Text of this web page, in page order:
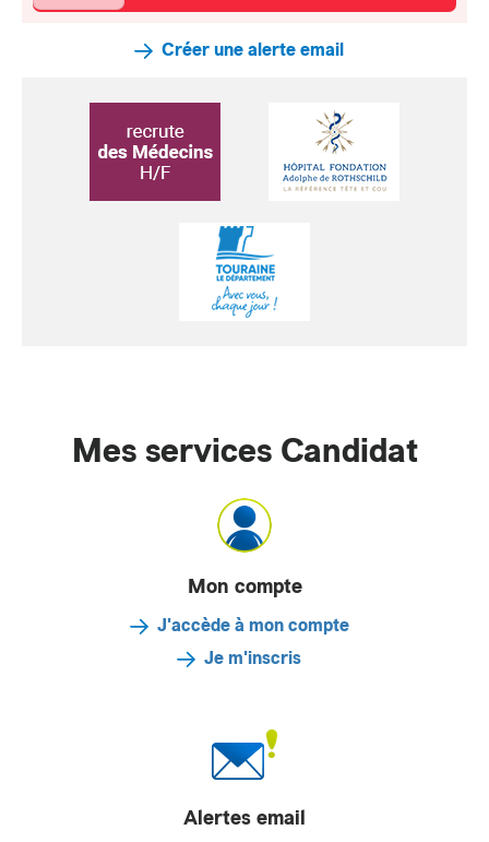
Créer une alerte email
Mes services Candidat
Mon compte
J'accède à mon compte
Je m'inscris
Alertes email